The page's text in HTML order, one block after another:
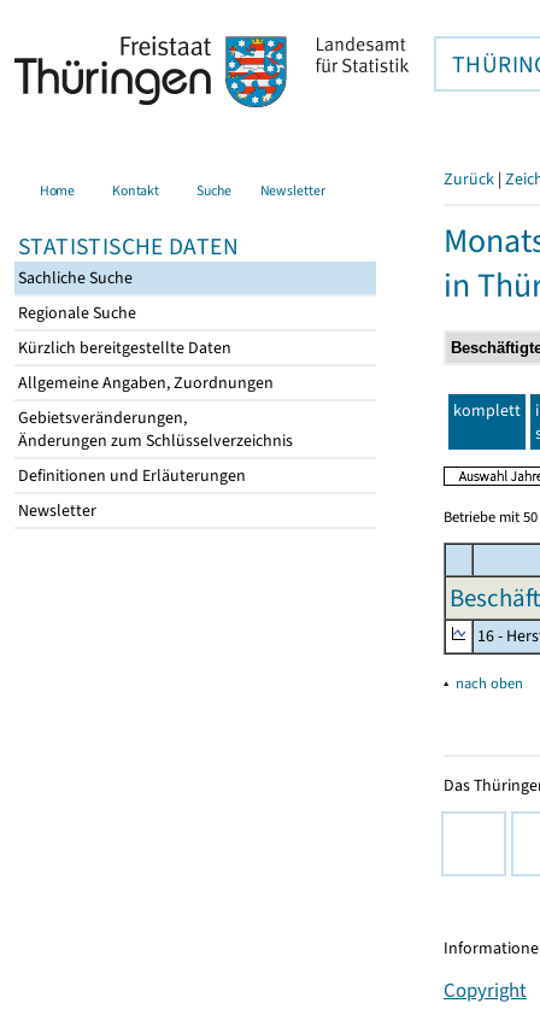
Home Kontakt Suche Newsletter
STATISTISCHE DATEN
Sachliche Suche
Regionale Suche
Kürzlich bereitgestellte Daten
Allgemeine Angaben, Zuordnungen
Gebietsveränderungen,
Änderungen zum Schlüsselverzeichnis
Definitionen und Erläuterungen
Newsletter
Zurück |
in
komplett
Betriebe mit
16 -
▴ nach oben
Das
Copyright